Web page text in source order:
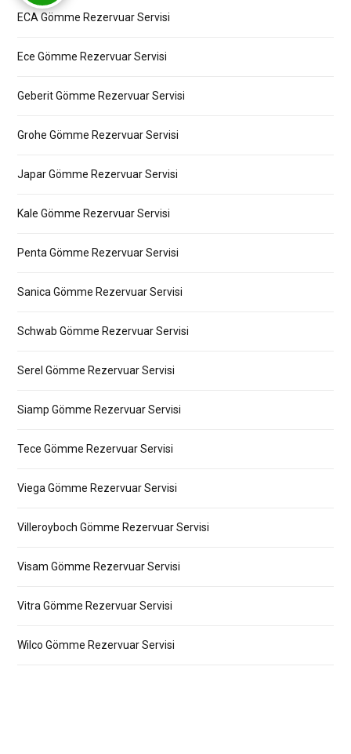
ECA Gömme Rezervuar Servisi
Ece Gömme Rezervuar Servisi
Geberit Gömme Rezervuar Servisi
Grohe Gömme Rezervuar Servisi
Japar Gömme Rezervuar Servisi
Kale Gömme Rezervuar Servisi
Penta Gömme Rezervuar Servisi
Sanica Gömme Rezervuar Servisi
Schwab Gömme Rezervuar Servisi
Serel Gömme Rezervuar Servisi
Siamp Gömme Rezervuar Servisi
Tece Gömme Rezervuar Servisi
Viega Gömme Rezervuar Servisi
Villeroyboch Gömme Rezervuar Servisi
Visam Gömme Rezervuar Servisi
Vitra Gömme Rezervuar Servisi
Wilco Gömme Rezervuar Servisi